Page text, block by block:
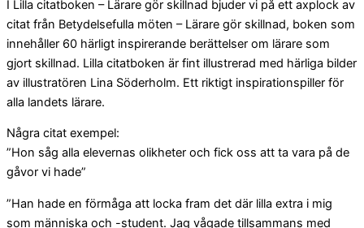
I Lilla citatboken – Lärare gör skillnad bjuder vi på ett axplock av
citat från Betydelsefulla möten – Lärare gör skillnad, boken som
innehåller 60 härligt inspirerande berättelser om lärare som
gjort skillnad. Lilla citatboken är fint illustrerad med härliga bilder
av illustratören Lina Söderholm. Ett riktigt inspirationspiller för
alla landets lärare.
Några citat exempel:
”Hon såg alla elevernas olikheter och fick oss att ta vara på de
gåvor vi hade”
”Han hade en förmåga att locka fram det där lilla extra i mig
som människa och -student. Jag vågade tillsammans med